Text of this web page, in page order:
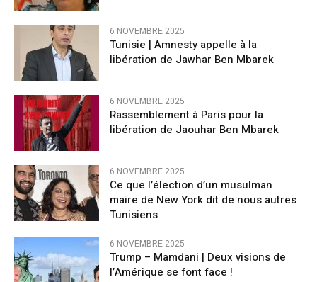
6 NOVEMBRE 2025
Tunisie | Amnesty appelle à la
libération de Jawhar Ben Mbarek
6 NOVEMBRE 2025
Rassemblement à Paris pour la
libération de Jaouhar Ben Mbarek
6 NOVEMBRE 2025
Ce que l’élection d’un musulman
maire de New York dit de nous autres
Tunisiens
6 NOVEMBRE 2025
Trump – Mamdani | Deux visions de
l’Amérique se font face !